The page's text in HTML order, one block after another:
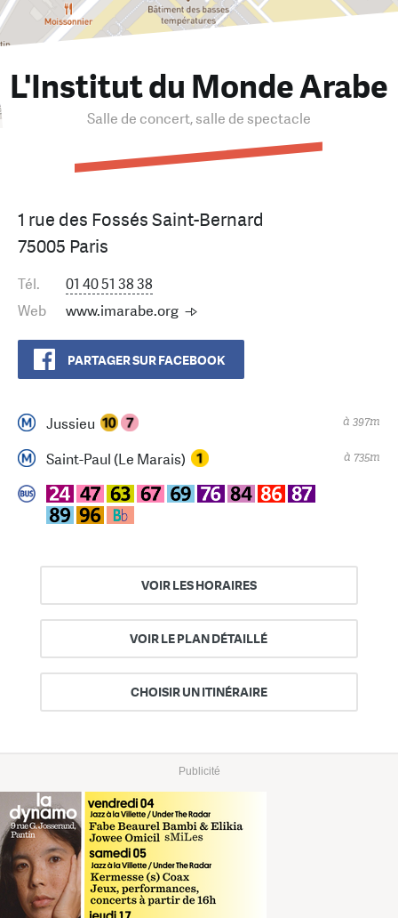
L'Institut du Monde Arabe
Salle de concert, salle de spectacle
1 rue des Fossés Saint-Bernard
75005 Paris
Tél.
01 40 51 38 38
Web
www.imarabe.org
PARTAGER SUR FACEBOOK
Jussieu à 397m
Saint-Paul (Le Marais) à 735m
VOIR LES HORAIRES
VOIR LE PLAN DÉTAILLÉ
CHOISIR UN ITINÉRAIRE
Publicité